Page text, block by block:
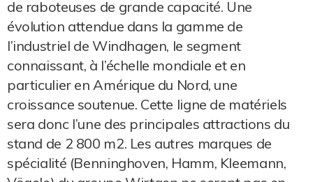
de raboteuses de grande capacité. Une
évolution attendue dans la gamme de
l’industriel de Windhagen, le segment
connaissant, à l’échelle mondiale et en
particulier en Amérique du Nord, une
croissance soutenue. Cette ligne de matériels
sera donc l’une des principales attractions du
stand de 2 800 m2. Les autres marques de
spécialité (Benninghoven, Hamm, Kleemann,